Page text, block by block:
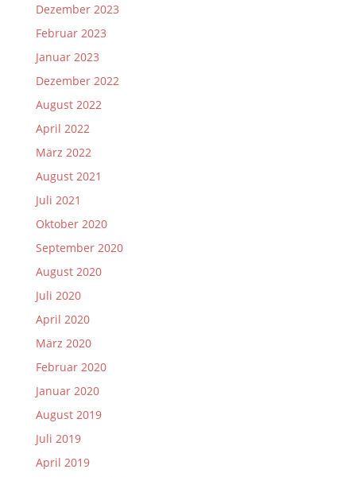
Dezember 2023
Februar 2023
Januar 2023
Dezember 2022
August 2022
April 2022
März 2022
August 2021
Juli 2021
Oktober 2020
September 2020
August 2020
Juli 2020
April 2020
März 2020
Februar 2020
Januar 2020
August 2019
Juli 2019
April 2019